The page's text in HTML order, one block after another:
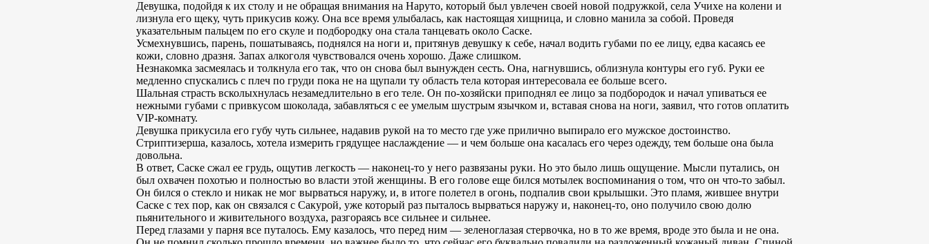
Девушка, подойдя к их столу и не обращая внимания на Наруто, который был увлечен своей новой подружкой, села Учихе на колени и
лизнула его щеку, чуть прикусив кожу. Она все время улыбалась, как настоящая хищница, и словно манила за собой. Проведя
указательным пальцем по его скуле и подбородку она стала танцевать около Саске.
Усмехнувшись, парень, пошатываясь, поднялся на ноги и, притянув девушку к себе, начал водить губами по ее лицу, едва касаясь ее
кожи, словно дразня. Запах алкоголя чувствовался очень хорошо. Даже слишком.
Незнакомка засмеялась и толкнула его так, что он снова был вынужден сесть. Она, нагнувшись, облизнула контуры его губ. Руки ее
медленно спускались с плеч по груди пока не на щупали ту область тела которая интересовала ее больше всего.
Шальная страсть всколыхнулась незамедлительно в его теле. Он по-хозяйски приподнял ее лицо за подбородок и начал упиваться ее
нежными губами с привкусом шоколада, забавляться с ее умелым шустрым язычком и, вставая снова на ноги, заявил, что готов оплатить
VIP-комнату.
Девушка прикусила его губу чуть сильнее, надавив рукой на то место где уже прилично выпирало его мужское достоинство.
Стриптизерша, казалось, хотела измерить грядущее наслаждение — и чем больше она касалась его через одежду, тем больше она была
довольна.
В ответ, Саске сжал ее грудь, ощутив легкость — наконец-то у него развязаны руки. Но это было лишь ощущение. Мысли путались, он
был охвачен похотью и полностью во власти этой женщины. В его голове еще бился мотылек воспоминания о том, что он что-то забыл.
Он бился о стекло и никак не мог вырваться наружу, и, в итоге полетел в огонь, подпалив свои крылышки. Это пламя, жившее внутри
Саске с тех пор, как он связался с Сакурой, уже который раз пыталось вырваться наружу и, наконец-то, оно получило свою долю
пьянительного и живительного воздуха, разгораясь все сильнее и сильнее.
Перед глазами у парня все путалось. Ему казалось, что перед ним — зеленоглазая стервочка, но в то же время, вроде это была и не она.